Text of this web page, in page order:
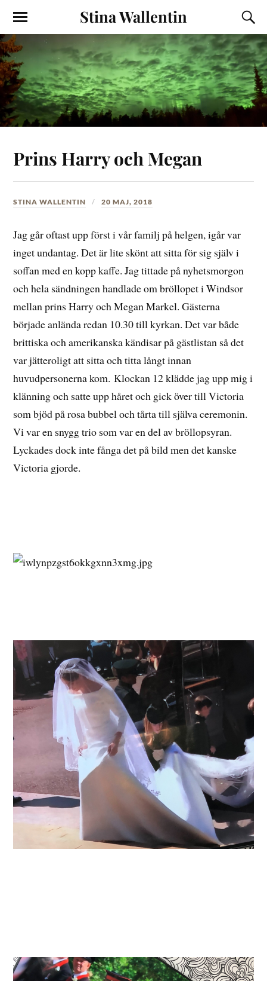
Stina Wallentin
Prins Harry och Megan
STINA WALLENTIN 20 MAJ, 2018
Jag går oftast upp först i vår familj på helgen, igår var
inget undantag. Det är lite skönt att sitta för sig själv i
soffan med en kopp kaffe. Jag tittade på nyhetsmorgon
och hela sändningen handlade om bröllopet i Windsor
mellan prins Harry och Megan Markel. Gästerna
började anlända redan 10.30 till kyrkan. Det var både
brittiska och amerikanska kändisar på gästlistan så det
var jätteroligt att sitta och titta långt innan
huvudpersonerna kom. Klockan 12 klädde jag upp mig i
klänning och satte upp håret och gick över till Victoria
som bjöd på rosa bubbel och tårta till själva ceremonin.
Vi var en snygg trio som var en del av bröllopsyran.
Lyckades dock inte fånga det på bild men det kanske
Victoria gjorde.